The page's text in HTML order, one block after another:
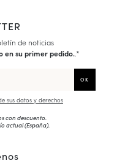
de noticias
en su primer pedido..*
sus datos y derechos
con descuento.
actual (España).